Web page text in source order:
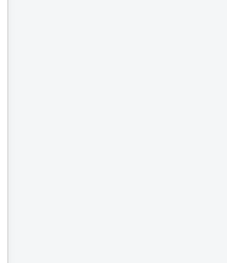
учитель